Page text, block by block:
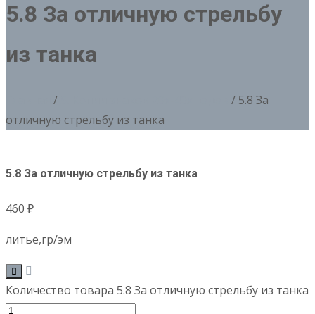
5.8 За отличную стрельбу
из танка
/
/ 5.8 За
отличную стрельбу из танка
5.8 За отличную стрельбу из танка
460 ₽
литье,гр/эм
Количество товара 5.8 За отличную стрельбу из танка